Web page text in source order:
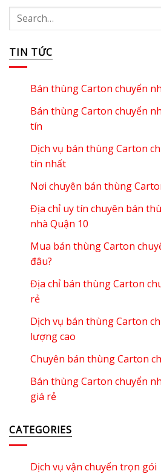
TIN TỨC
Bán thùng Carton chuyển
Bán thùng Carton chuyển
tín
Dịch vụ bán thùng Carton
tín nhất
Nơi chuyên bán thùng
Địa chỉ uy tín chuyên bán
nhà Quận 10
Mua bán thùng Carton
đâu?
Địa chỉ bán thùng Carton
rẻ
Dịch vụ bán thùng Carton
lượng cao
Chuyên bán thùng Carton
Bán thùng Carton chuyển
giá rẻ
CATEGORIES
Dịch vụ vận chuyển trọn gói